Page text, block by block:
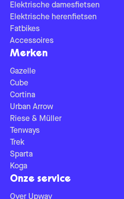
Elektrische damesfietsen
Elektrische herenfietsen
Fatbikes
Accessoires
Merken
Gazelle
Cube
Cortina
Urban Arrow
Riese & Müller
Tenways
Trek
Sparta
Koga
Onze service
Over Upway